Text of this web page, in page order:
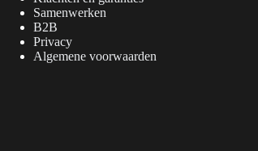
Samenwerken
B2B
Privacy
Algemene voorwaarden